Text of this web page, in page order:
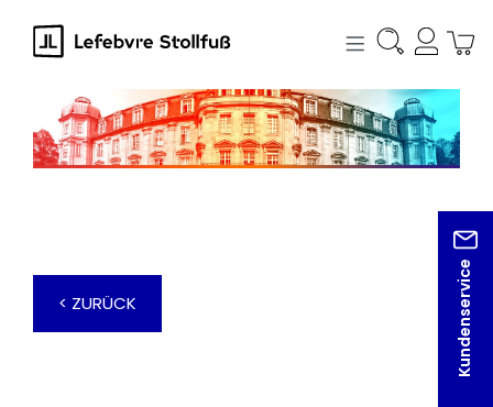
springen
Kundenservice
< ZURÜCK